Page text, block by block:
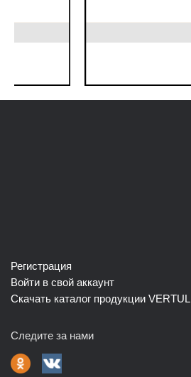
Регистрация
Войти в свой аккаунт
Скачать каталог продукции VERTUL
Следите за нами